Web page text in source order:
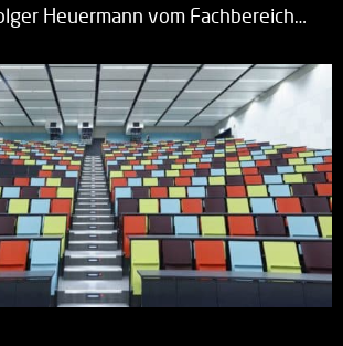
Heuermann vom Fachbereich…